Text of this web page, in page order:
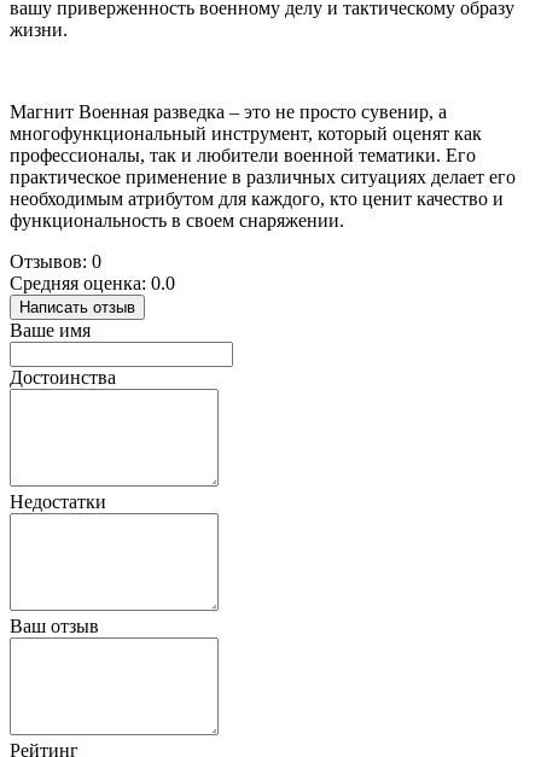
вашу приверженность военному делу и тактическому образу
жизни.
Магнит Военная разведка – это не просто сувенир, а
многофункциональный инструмент, который оценят как
профессионалы, так и любители военной тематики. Его
практическое применение в различных ситуациях делает его
необходимым атрибутом для каждого, кто ценит качество и
функциональность в своем снаряжении.
Отзывов: 0
Средняя оценка: 0.0
Написать отзыв
Ваше имя
Достоинства
Недостатки
Ваш отзыв
Рейтинг